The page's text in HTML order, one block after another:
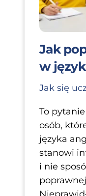
Jak
w
Jak się
To
osób,
języka
stanowi
i nie